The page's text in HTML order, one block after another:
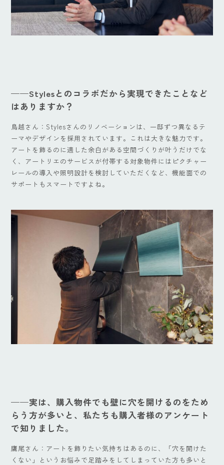
——Stylesとのコラボだから実現できたことなど
はありますか？
鳥越さん：Stylesさんのリノベーションは、一邸ずつ異なるテ
ーマやデザインを採用されています。これは大きな魅力です。
アートを飾るのに適した余白がある空間づくりが叶うだけでな
く、アートリエのサービスが付帯する対象物件にはピクチャー
レールの導入や照明設計を検討していただくなど、機能面での
サポートもスマートですよね。
——実は、購入物件でも壁に穴を開けるのをため
らう方が多いと、私たちも購入者様のアンケート
で知りました。
鷹尾さん：アートを飾りたい気持ちはあるのに、「穴を開けた
くない」というお悩みで足踏みをしてしまっていた方も多いと